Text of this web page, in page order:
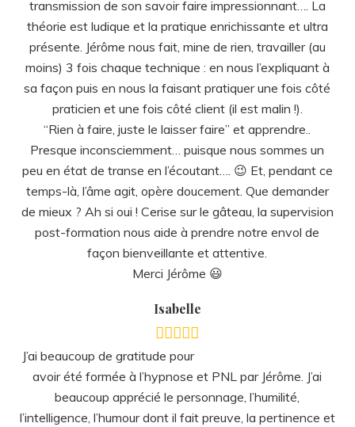
façon bienveillante et attentive.
Merci Jérôme 😃
Isabelle
J’ai beaucoup de gratitude pour
avoir été formée à l’hypnose et PNL par Jérôme. J’ai
beaucoup apprécié le personnage, l’humilité,
l’intelligence, l’humour dont il fait preuve, la pertinence et
la qualité de l’enseignement, et son côté authentique,
sans fioritures… et oui! Cela a été un vrai tournant dans
ma vie, infiniment merci. Cathy.
Cathy
Enseignement pro, cours
passionnants alliant théorie et pratique. Une école à
taille humaine et un formateur qui transmet son savoir
avec humour, simplicité et humilité. Et du coup ? on a
envie de revenir alors merci Jérôme et à bientôt j’espère
pour un prochain module 😉